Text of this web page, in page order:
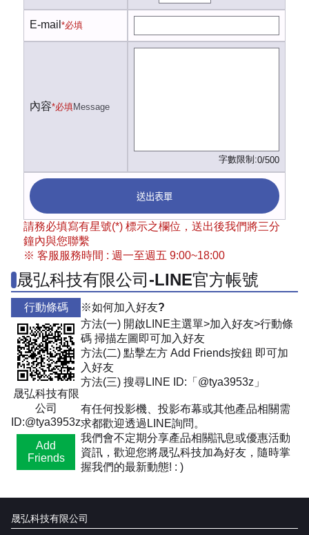
E-mail *必填
內容*必填Message
字數限制:0/500
送出表單
請務必填寫有星號(*) 標示之欄位，送出後我們將三分
鐘內與您聯繫
※ 客服服務時間 : 週一至週五 9:00~18:00
晟弘科技有限公司-LINE官方帳號
行動條碼
晟弘科技有限
公司
ID:@tya3953z
Add
Friends
※如何加入好友?
方法(一) 開啟LINE主選單>加入好友>行動條
碼 掃描左圖即可加入好友
方法(二) 點擊左方 Add Friends按鈕 即可加
入好友
方法(三) 搜尋LINE ID:「@tya3953z」
有任何投影機、投影布幕或其他產品相關需
求都歡迎透過LINE詢問。
我們會不定期分享產品相關訊息或優惠活動
資訊，歡迎您將晟弘科技加為好友，隨時掌
握我們的最新動態! : )
晟弘科技有限公司